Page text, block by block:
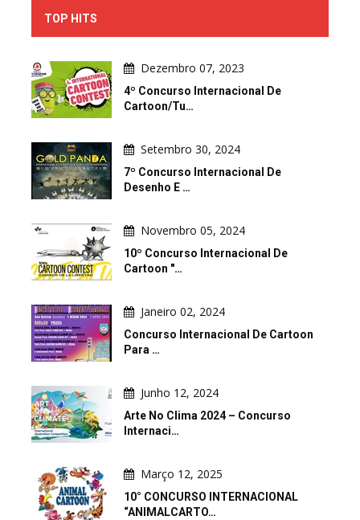
TOP HITS
Dezembro 07, 2023
4º Concurso Internacional De
Cartoon/Tu…
Setembro 30, 2024
7º Concurso Internacional De
Desenho E …
Novembro 05, 2024
10º Concurso Internacional De
Cartoon "…
Janeiro 02, 2024
Concurso Internacional De Cartoon
Para …
Junho 12, 2024
Arte No Clima 2024 – Concurso
Internaci…
Março 12, 2025
10° CONCURSO INTERNACIONAL
“ANIMALCARTO…